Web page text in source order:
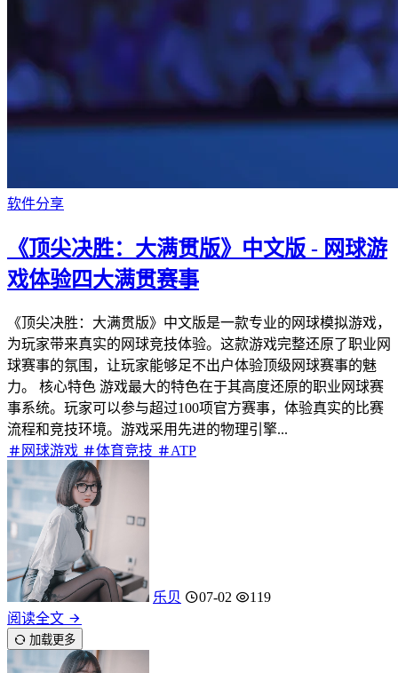
软件分享
《顶尖决胜：大满贯版》中文版 - 网球游
戏体验四大满贯赛事
《顶尖决胜：大满贯版》中文版是一款专业的网球模拟游戏，
为玩家带来真实的网球竞技体验。这款游戏完整还原了职业网
球赛事的氛围，让玩家能够足不出户体验顶级网球赛事的魅
力。 核心特色 游戏最大的特色在于其高度还原的职业网球赛
事系统。玩家可以参与超过100项官方赛事，体验真实的比赛
流程和竞技环境。游戏采用先进的物理引擎...
网球游戏
体育竞技 ATP
乐贝 07-02
119
阅读全文
加载更多